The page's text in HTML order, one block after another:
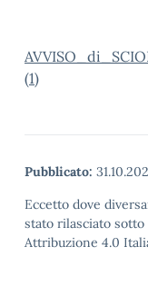
(1)
Pubblicato:
Eccetto dove
stato rilasciato
Attribuzione 4.0